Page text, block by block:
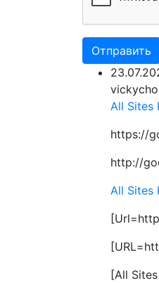
Отправить
All Sites
https://
http://
All Sites
[All